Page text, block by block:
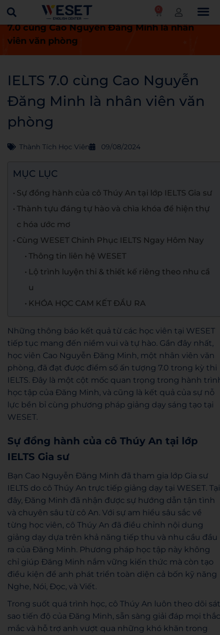
0
Trang chủ Thành tích học viên
IELTS
7.0 cùng Cao Nguyễn Đăng Minh là nhân
viên văn phòng
IELTS 7.0 cùng Cao Nguyễn
Đăng Minh là nhân viên văn
phòng
Thành Tích Học Viên 09/08/2024
MỤC LỤC
Sự đồng hành của cô Thúy An tại lớp IELTS Gia sư
Thành tựu đáng tự hào và chìa khóa để hiện thự
c hóa ước mơ
Cùng WESET Chinh Phục IELTS Ngay Hôm Nay
Thông tin liên hệ WESET
Lộ trình luyện thi & thiết kế riêng theo nhu cầ
u
KHÓA HỌC CAM KẾT ĐẦU RA
Những thông báo kết quả từ các học viên tại WESET
tiếp tục mang đến niềm vui và tự hào. Gần đây nhất,
học viên Cao Nguyễn Đăng Minh, một nhân viên văn
phòng, đã đạt được điểm số ấn tượng 7.0 trong kỳ thi
IELTS. Đây là một cột mốc quan trọng trong hành
học tập của Đăng Minh, và cũng là kết quả của sự nỗ
lực bền bỉ cùng phương pháp giảng dạy sáng tạo tại
WESET.
Sự đồng hành của cô Thúy An tại lớp
IELTS Gia sư
Bạn Cao Nguyễn Đăng Minh đã tham gia lớp Gia sư
IELTS do cô Thúy An trực tiếp giảng dạy tại WESET. Tại
đây, Đăng Minh đã nhận được sự hướng dẫn tận tình
và chuyên sâu từ cô An. Với sự am hiểu sâu sắc về
từng học viên, cô Thúy An đã điều chỉnh nội dung
giảng dạy dựa trên khả năng tiếp thu và nhu cầu đầu
ra của Đăng Minh. Phương pháp học tập này không
chỉ giúp Đăng Minh nắm vững kiến thức mà còn tạo
điều kiện để anh phát triển toàn diện cả bốn kỹ năng
Nghe, Nói, Đọc, và Viết.
Trong suốt quá trình học, cô Thúy An luôn theo dõi sát
sao tiến độ của Đăng Minh, sẵn sàng giải đáp mọi thắc
mắc và hỗ trợ anh vượt qua những khó khăn trong